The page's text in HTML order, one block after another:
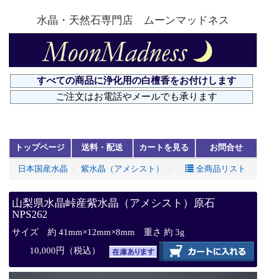
水晶・天然石専門店 ムーンマッドネス
トップページ 送料・配送 カートを見る お問合せ
日本国産水晶 紫水晶（アメシスト） 全商品リスト
山梨県水晶峠産紫水晶（アメシスト）原石
NPS262
サイズ 約 41mm×12mm×8mm 重さ 約 3g
10,000円（税込）